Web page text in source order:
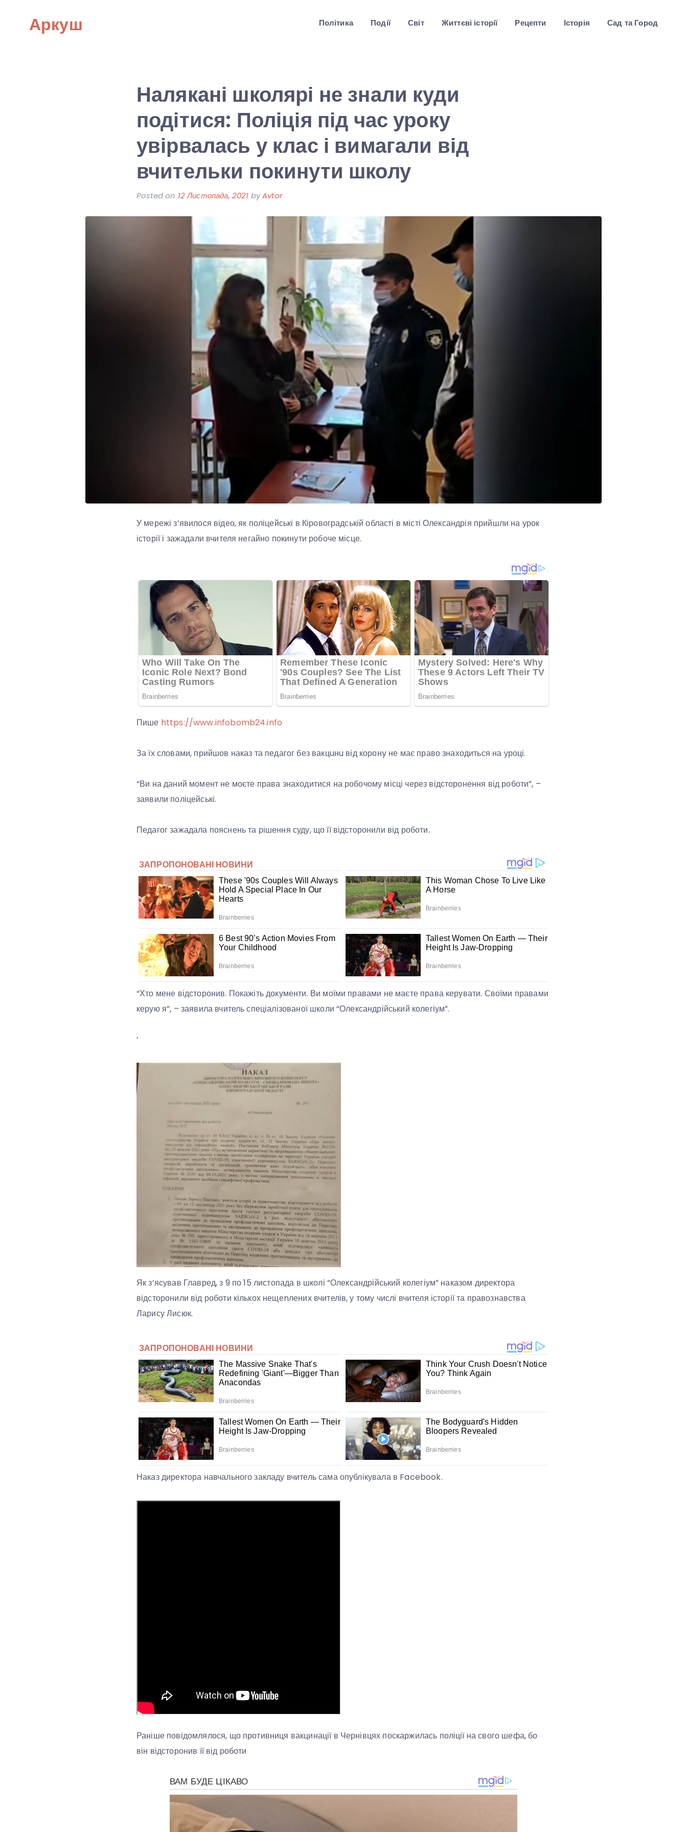
Аркуш Політика Події Світ Життєві історії Рецепти Історія Сад та Город
Налякані школярі не знали куди
подітися: Поліція під час уроку
увірвалась у клас і вимагали від
вчительки покинути школу
Posted on 12 Листопада, 2021 byAvtor
У мережі з’явилося відео, як поліцейські в Кіровоградській області в місті Олександрія прийшли на урок
історії і зажадали вчителя негайно покинути робоче місце.
Пише https://www.infobomb24.info
За їх словами, прийшов наказ та педагог без вакцuнu від коронy не має право знаходиться на уроці.
“Ви на даний момент не моєте права знаходитися на робочому місці через відсторонення від роботи”, –
заявили поліцейські.
Педагог зажадала пояснень та рішення суду, що її відсторонили від роботи.
“Хто мене відсторонив. Покажіть документи. Ви моїми правами не маєте права керувати. Своїми правами
керую я”, – заявила вчитель спеціалізованої школи “Олександрійський колегіум”.
‘
Як з’ясував Главред, з 9 по 15 листопада в школі “Олександрійський колегіум” наказом директора
відсторонили від роботи кількох нещеnлених вчителів, у тому числі вчителя історії та правознавства
Ларису Лисюк.
Наказ директора навчального закладу вчитель сама опублікувала в Facebook.
Раніше повідомлялося, що противниця вакцинації в Чернівцях поскаржилась поліції на свого шефа, бо
він відсторонив її від роботи